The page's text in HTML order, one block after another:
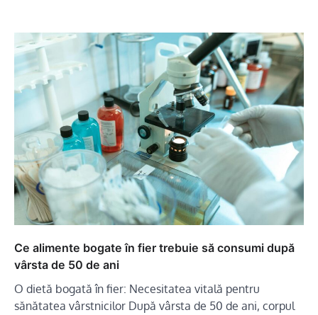
Ce alimente bogate în fier trebuie să consumi după
vârsta de 50 de ani
O dietă bogată în fier: Necesitatea vitală pentru
sănătatea vârstnicilor După vârsta de 50 de ani, corpul